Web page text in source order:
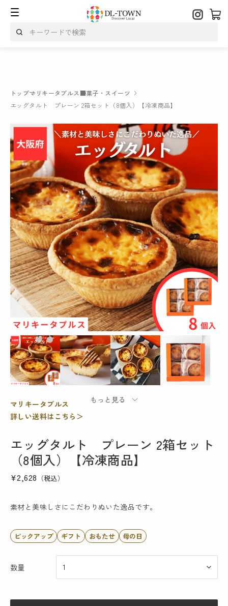
トップマリキータプルス■菓子・スイーツ
エッグタルト プレーン 2箱セット（8個入）【冷凍商品】
マリキータプルス
詳しい送料はこちら＞
エッグタルト プレーン 2箱セット
（8個入）【冷凍商品】
¥2,628 （税込）
素材と美味しさにこだわりぬいた逸品です。
ピックアップ ギフト おもたせ 母の日
数量